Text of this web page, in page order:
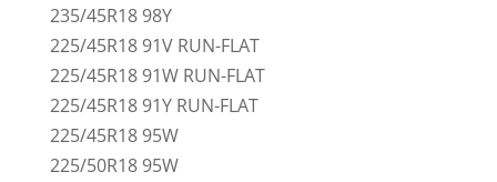
235/45R18 98Y
225/45R18 91V RUN-FLAT
225/45R18 91W RUN-FLAT
225/45R18 91Y RUN-FLAT
225/45R18 95W
225/50R18 95W